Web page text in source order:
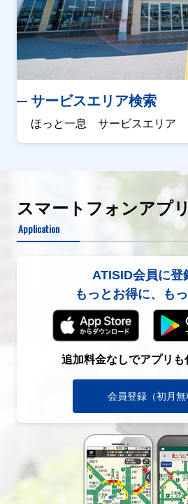
サービスエリア検索
ほっと一息 サービスエリア
スマートフォンアプ
Application
ATISID会員に登
もっとお得に、も
追加料金なしでアプリも
会員登録（初月無